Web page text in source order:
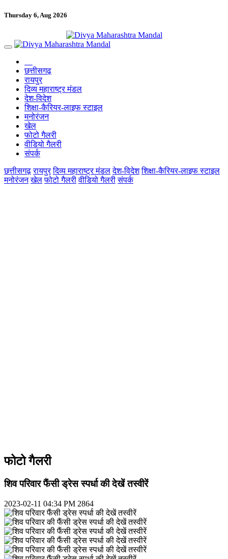
Thursday 6, Aug 2026
छत्तीसगढ़
रायपुर
दिव्य महाराष्ट्र मंडल
देश-विदेश
शिक्षा-कैरियर-लाइफ स्टाइल
मनोरंजन
खेल
फोटो गैलरी
वीडियो गैलरी
संपर्क
छत्तीसगढ़ रायपुर दिव्य महाराष्ट्र मंडल देश-विदेश शिक्षा-कैरियर-लाइफ स्टाइल
मनोरंजन खेल फोटो गैलरी वीडियो गैलरी संपर्क
फोटो गैलरी
शिव परिवार फैंसी ड्रेस स्पर्धा की देखें तस्वीरें
2023-02-11 04:34 PM 2864